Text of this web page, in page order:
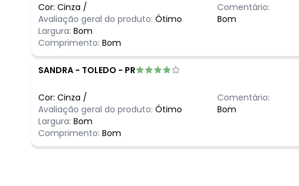
Cor: Cinza /
Avaliação geral do produto: Ótimo
Largura: Bom
Comprimento: Bom
Comentário:
Bom
SANDRA - TOLEDO - PR
Cor: Cinza /
Avaliação geral do produto: Ótimo
Largura: Bom
Comprimento: Bom
Comentário:
Bom